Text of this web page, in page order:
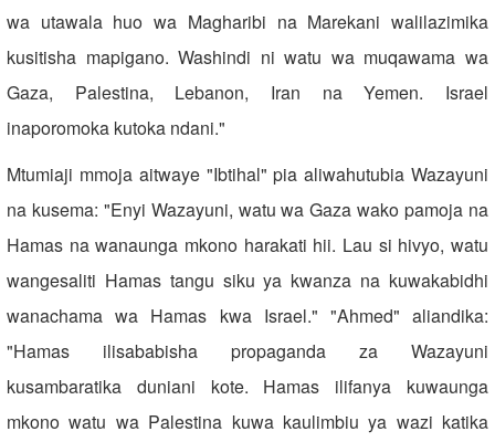
wa utawala huo wa Magharibi na Marekani walilazimika
kusitisha mapigano. Washindi ni watu wa muqawama wa
Gaza, Palestina, Lebanon, Iran na Yemen. Israel
inaporomoka kutoka ndani."
Mtumiaji mmoja aitwaye "Ibtihal" pia aliwahutubia Wazayuni
na kusema: "Enyi Wazayuni, watu wa Gaza wako pamoja na
Hamas na wanaunga mkono harakati hii. Lau si hivyo, watu
wangesaliti Hamas tangu siku ya kwanza na kuwakabidhi
wanachama wa Hamas kwa Israel." "Ahmed" aliandika:
"Hamas ilisababisha propaganda za Wazayuni
kusambaratika duniani kote. Hamas ilifanya kuwaunga
mkono watu wa Palestina kuwa kaulimbiu ya wazi katika